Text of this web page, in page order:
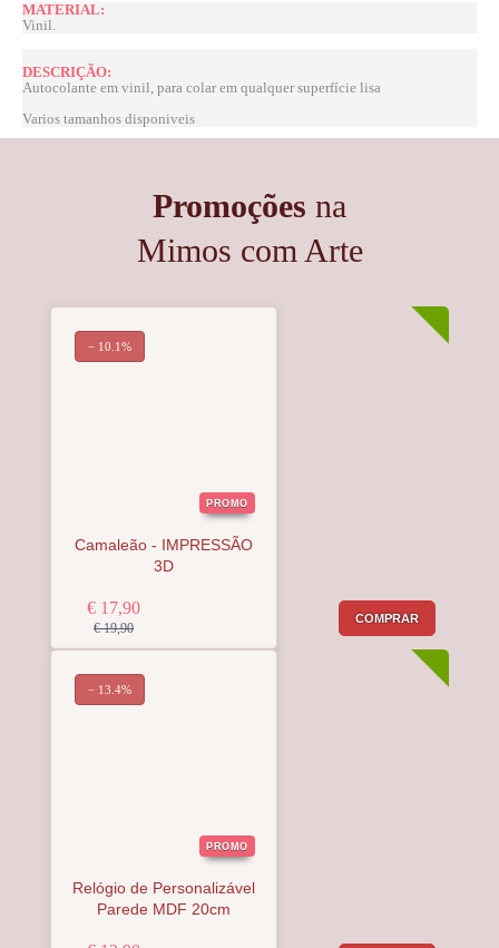
MATERIAL:
Vinil.
DESCRIÇÃO:
Autocolante em vinil, para colar em qualquer superfície lisa
Varios tamanhos disponiveis
Promoções na
Mimos com Arte
PROMO
Camaleão - IMPRESSÃO
3D
€ 17,90
€ 19,90
COMPRAR
− 10.1%
PROMO
Relógio de Personalizável
Parede MDF 20cm
− 13.4%